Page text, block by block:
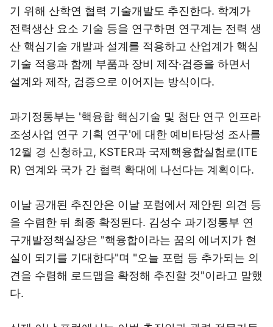
기 위해 산학연 협력 기술개발도 추진한다. 학계가
전력생산 요소 기술 등을 연구하면 연구계는 전력 생
산 핵심기술 개발과 설계를 적용하고 산업계가 핵심
기술 적용과 함께 부품과 장비 제작·검증을 하면서
설계와 제작, 검증으로 이어지는 방식이다.
과기정통부는 '핵융합 핵심기술 및 첨단 연구 인프라
조성사업 연구 기획 연구'에 대한 예비타당성 조사를
12월 경 신청하고, KSTER과 국제핵융합실험로(ITE
R) 연계와 국가 간 협력 확대에 나선다는 계획이다.
이날 공개된 추진안은 이날 포럼에서 제안된 의견 등
을 수렴한 뒤 최종 확정된다. 김성수 과기정통부 연
구개발정책실장은 "핵융합이라는 꿈의 에너지가 현
실이 되기를 기대한다"며 "오늘 포럼 등 추가되는 의
견을 수렴해 로드맵을 확정해 추진할 것"이라고 말했
다.